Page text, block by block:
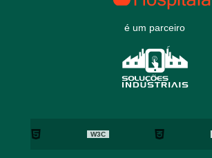
é um parceiro
W3C